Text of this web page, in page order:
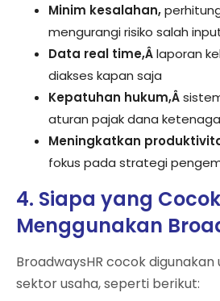
Minim kesalahan,
mengurangi risiko salah
Data real time,Âlaporan
diakses kapan saja
Kepatuhan hukum,Â
aturan pajak dana
Meningkatkan
fokus pada strategi
4. Siapa yang Cocok
Menggunakan
BroadwaysHR cocok
sektor usaha, seperti berikut: